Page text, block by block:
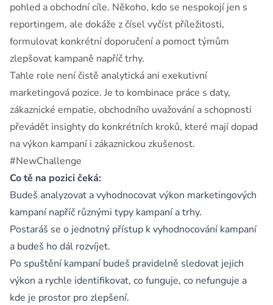
pohled a obchodní cíle. Někoho, kdo se nespokojí jen s
reportingem, ale dokáže z čísel vyčíst příležitosti,
formulovat konkrétní doporučení a pomoct týmům
zlepšovat kampaně napříč trhy.
Tahle role není čistě analytická ani exekutivní
marketingová pozice. Je to kombinace práce s daty,
zákaznické empatie, obchodního uvažování a schopnosti
převádět insighty do konkrétních kroků, které mají dopad
na výkon kampaní i zákaznickou zkušenost.
#NewChallenge
Co tě na pozici čeká:
Budeš analyzovat a vyhodnocovat výkon marketingových
kampaní napříč různými typy kampaní a trhy.
Postaráš se o jednotný přístup k vyhodnocování kampaní
a budeš ho dál rozvíjet.
Po spuštění kampaní budeš pravidelně sledovat jejich
výkon a rychle identifikovat, co funguje, co nefunguje a
kde je prostor pro zlepšení.